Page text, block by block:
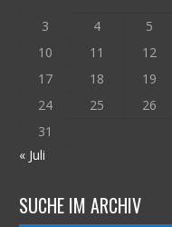
3
4 5
10
11 12
17
18 19
24
25 26
31
« Juli
SUCHE IM ARCHIV